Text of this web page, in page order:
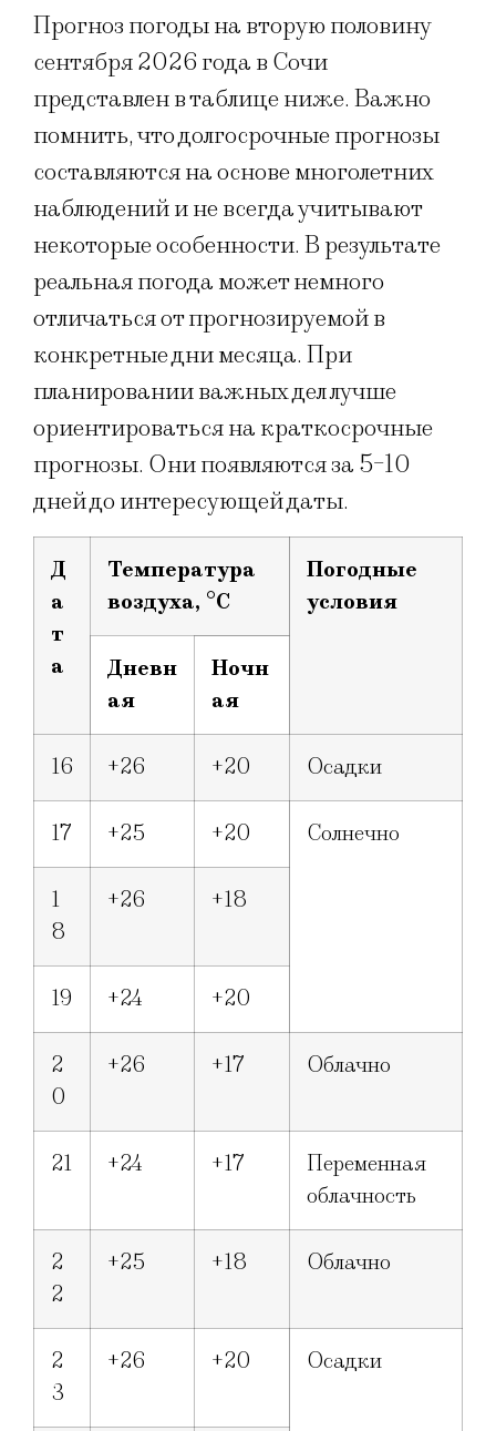
Прогноз погоды на вторую половину
сентября 2026 года в Сочи
представлен в таблице ниже. Важно
помнить, что долгосрочные прогнозы
составляются на основе многолетних
наблюдений и не всегда учитывают
некоторые особенности. В результате
реальная погода может немного
отличаться от прогнозируемой в
конкретные дни месяца. При
планировании важных дел лучше
ориентироваться на краткосрочные
прогнозы. Они появляются за 5-10
дней до интересующей даты.
Д
а
т
а
Температура
воздуха, °C
Погодные
условия
Дневн
ая
Ночн
ая
16 +26 +20 Осадки
17 +25 +20 Солнечно
1
8
+26 +18
19 +24 +20
2
0
+26 +17 Облачно
21 +24 +17
Переменная
облачность
2
2
+25 +18 Облачно
2
3
+26 +20 Осадки